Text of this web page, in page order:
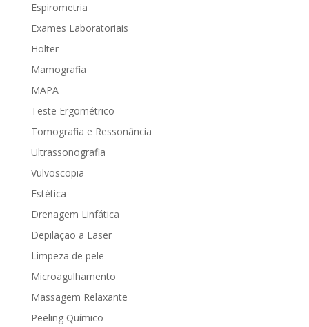
Espirometria
Exames Laboratoriais
Holter
Mamografia
MAPA
Teste Ergométrico
Tomografia e Ressonância
Ultrassonografia
Vulvoscopia
Estética
Drenagem Linfática
Depilação a Laser
Limpeza de pele
Microagulhamento
Massagem Relaxante
Peeling Químico